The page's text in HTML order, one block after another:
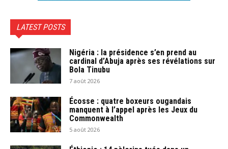
LATEST POSTS
Nigéria : la présidence s’en prend au
cardinal d’Abuja après ses révélations sur
Bola Tinubu
7 août 2026
Écosse : quatre boxeurs ougandais
manquent à l’appel après les Jeux du
Commonwealth
5 août 2026